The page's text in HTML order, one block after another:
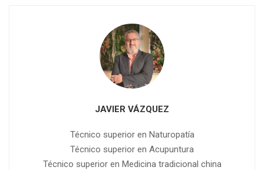
JAVIER VÁZQUEZ
Técnico superior en Naturopatía
Técnico superior en Acupuntura
Técnico superior en Medicina tradicional china